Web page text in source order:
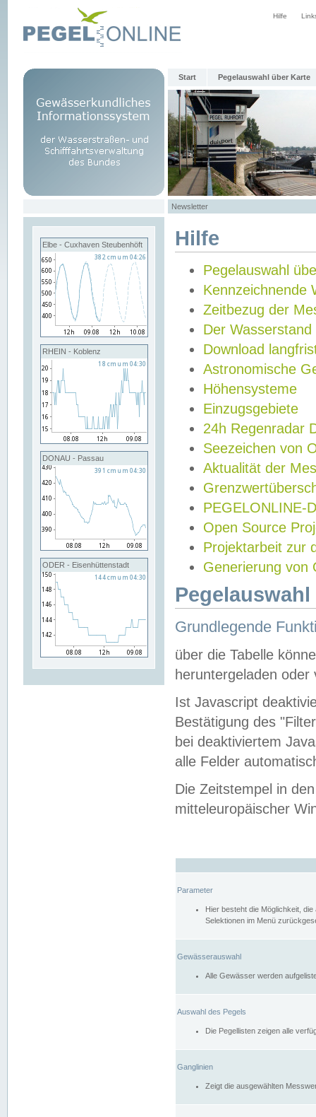
Hilfe
Start Pegelauswahl über Karte
Newsletter
Elbe - Cuxhaven Steubenhöft
RHEIN - Koblenz
DONAU - Passau
ODER - Eisenhüttenstadt
Hilfe
Pegelauswahl
Kennzeichnende
Zeitbezug der
Der Wasserstand
Download
Astronomische
Höhensysteme
Einzugsgebiete
24h Regenradar
Seezeichen von
Aktualität der
PEGELONLINE-
Open Source
Projektarbeit zur
Generierung von
Grundlegende
über die Tabelle
heruntergeladen oder
Ist Javascript
Bestätigung des
bei deaktiviertem
alle Felder
Die Zeitstempel in
mitteleuropäischer
Parameter
Hier besteht die Möglichkeit,
Selektionen im Menü
Gewässerauswahl
Alle Gewässer werden
Auswahl des Pegels
Die Pegellisten zeigen alle
Ganglinien
Zeigt die ausgewählten